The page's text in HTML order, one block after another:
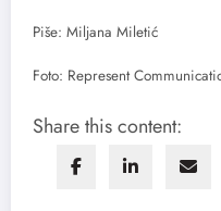
Piše: Miljana Miletić
Foto: Represent
Share this content: